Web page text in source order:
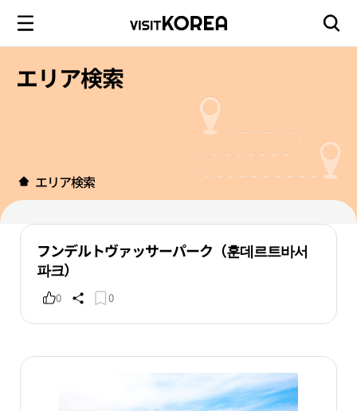
エリア検索
エリア検索
フンデルトヴァッサーパーク（훈데르트바서
파크）
0 0